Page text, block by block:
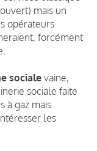
mais un
opérateurs
forcément
sociale vaine,
sociale faite
à gaz mais
les